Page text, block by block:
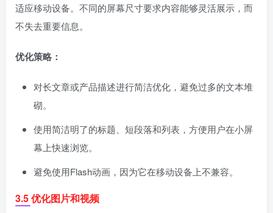
适应移动设备。不同的屏幕尺寸要求内容能够灵活展示，而
不失去重要信息。
优化策略：
对长文章或产品描述进行简洁优化，避免过多的文本堆
砌。
使用简洁明了的标题、短段落和列表，方便用户在小屏
幕上快速浏览。
避免使用Flash动画，因为它在移动设备上不兼容。
3.5 优化图片和视频